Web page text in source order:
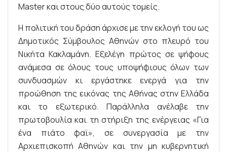
Master και στους δύο αυτούς τομείς.
Η πολιτική του δράση άρχισε με την εκλογή του ως
Δημοτικός Σύμβουλος Αθηνών στο πλευρό του
Νικήτα Κακλαμάνη. Εξελέγη πρώτος σε ψήφους
ανάμεσα σε όλους τους υποψήφιους όλων των
συνδυασμών κι εργάστηκε ενεργά για την
προώθηση της εικόνας της Αθήνας στην Ελλάδα
και το εξωτερικό. Παράλληλα ανέλαβε την
πρωτοβουλία και τη στήριξη της ενέργειας «Για
ένα πιάτο φαϊ», σε συνεργασία με την
Αρχιεπισκοπή Αθηνών και την μη κυβερνητική